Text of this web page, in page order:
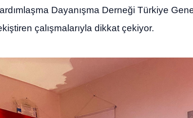
Dayanışma Derneği Türkiye
çalışmalarıyla dikkat çekiyor.